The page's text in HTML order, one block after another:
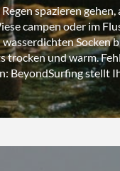
spazieren gehen,
campen oder im
Socken
trocken und warm.
BeyondSurfing stellt